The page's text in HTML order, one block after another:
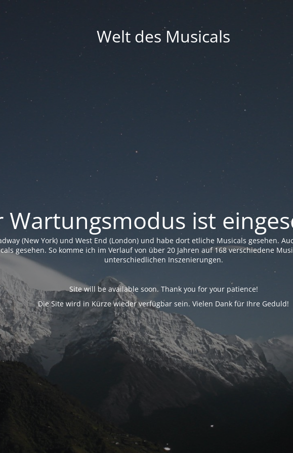
Welt des Musicals
Wartungsmodus ist
(New York) und West End (London) und habe dort etliche Musicals gesehen.
gesehen. So komme ich im Verlauf von über 20 Jahren auf 168 verschiedene
unterschiedlichen Inszenierungen.
Site will be available soon. Thank you for your patience!
Die Site wird in Kürze wieder verfügbar sein. Vielen Dank für Ihre Geduld!